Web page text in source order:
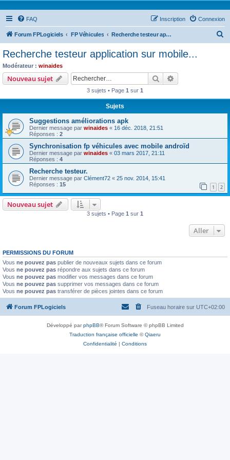
FAQ Connexion
Inscription
Forum FPLogiciels FP Véhicules Recherche testeur application sur mobile...
Recherche testeur application sur mobile...
Modérateur : winaides
Nouveau sujet Rechercher
3 sujets • Page 1 sur 1
Sujets
Suggestions améliorations apk
Dernier message par winaides « 16 déc. 2018, 21:51
Réponses : 2
Synchronisation fp véhicules avec mobile androïd
Dernier message par winaides « 03 mars 2017, 21:11
Réponses : 4
Recherche testeur.
Dernier message par Clément72 « 25 nov. 2014, 15:41
Réponses : 15 1 2
Nouveau sujet
3 sujets • Page 1 sur 1
Aller
PERMISSIONS DU FORUM
Vous ne pouvez pas publier de nouveaux sujets dans ce forum
Vous ne pouvez pas répondre aux sujets dans ce forum
Vous ne pouvez pas modifier vos messages dans ce forum
Vous ne pouvez pas supprimer vos messages dans ce forum
Vous ne pouvez pas transférer de pièces jointes dans ce forum
Forum FPLogiciels Fuseau horaire sur UTC+02:00
Développé parphpBB® Forum Software © phpBB Limited
Traduction française officielle ©Qiaeru
Confidentialité | Conditions